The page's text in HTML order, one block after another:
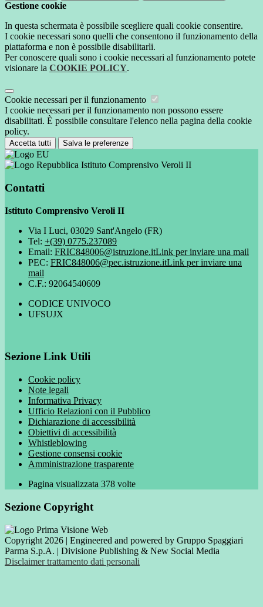
Gestione cookie
In questa schermata è possibile scegliere quali cookie consentire.
I cookie necessari sono quelli che consentono il funzionamento della
piattaforma e non è possibile disabilitarli.
Per conoscere quali sono i cookie necessari al funzionamento potete
visionare la COOKIE POLICY.
Cookie necessari per il funzionamento
I cookie necessari per il funzionamento non possono essere
disabilitati. È possibile consultare l'elenco nella pagina della cookie
policy.
Accetta tutti Salva le preferenze
Istituto Comprensivo Veroli II
Contatti
Istituto Comprensivo Veroli II
Via I Luci, 03029 Sant'Angelo (FR)
Tel: +(39) 0775.237089
Email: FRIC848006@istruzione.itLink per inviare una mail
PEC: FRIC848006@pec.istruzione.itLink per inviare una
mail
C.F.: 92064540609
CODICE UNIVOCO
UFSUJX
Sezione Link Utili
Cookie policy
Note legali
Informativa Privacy
Ufficio Relazioni con il Pubblico
Dichiarazione di accessibilità
Obiettivi di accessibilità
Whistleblowing
Gestione consensi cookie
Amministrazione trasparente
Pagina visualizzata 378 volte
Sezione Copyright
Copyright 2026 | Engineered and powered by Gruppo Spaggiari
Parma S.p.A. | Divisione Publishing & New Social Media
Disclaimer trattamento dati personali